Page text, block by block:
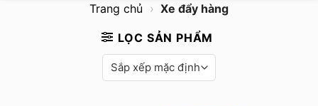
Trang chủ › Xe đẩy hàng
LỌC SẢN PHẨM